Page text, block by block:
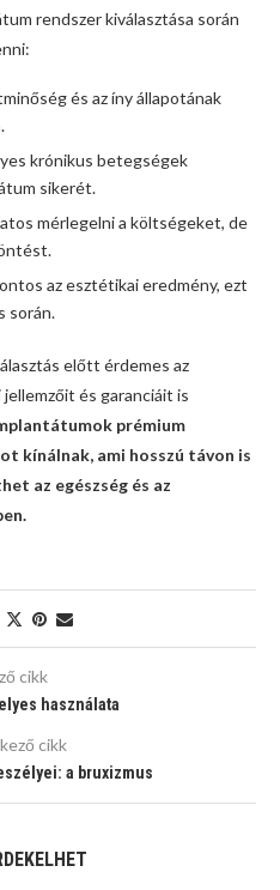
rendszer kiválasztása során
és az íny állapotának
krónikus betegségek
sikerét.
mérlegelni a költségeket, de
az esztétikai eredmény, ezt
során.
előtt érdemes az
és garanciáit is
prémium
kínálnak, ami hosszú távon is
az egészség és az
cikk
használata
cikk
a bruxizmus